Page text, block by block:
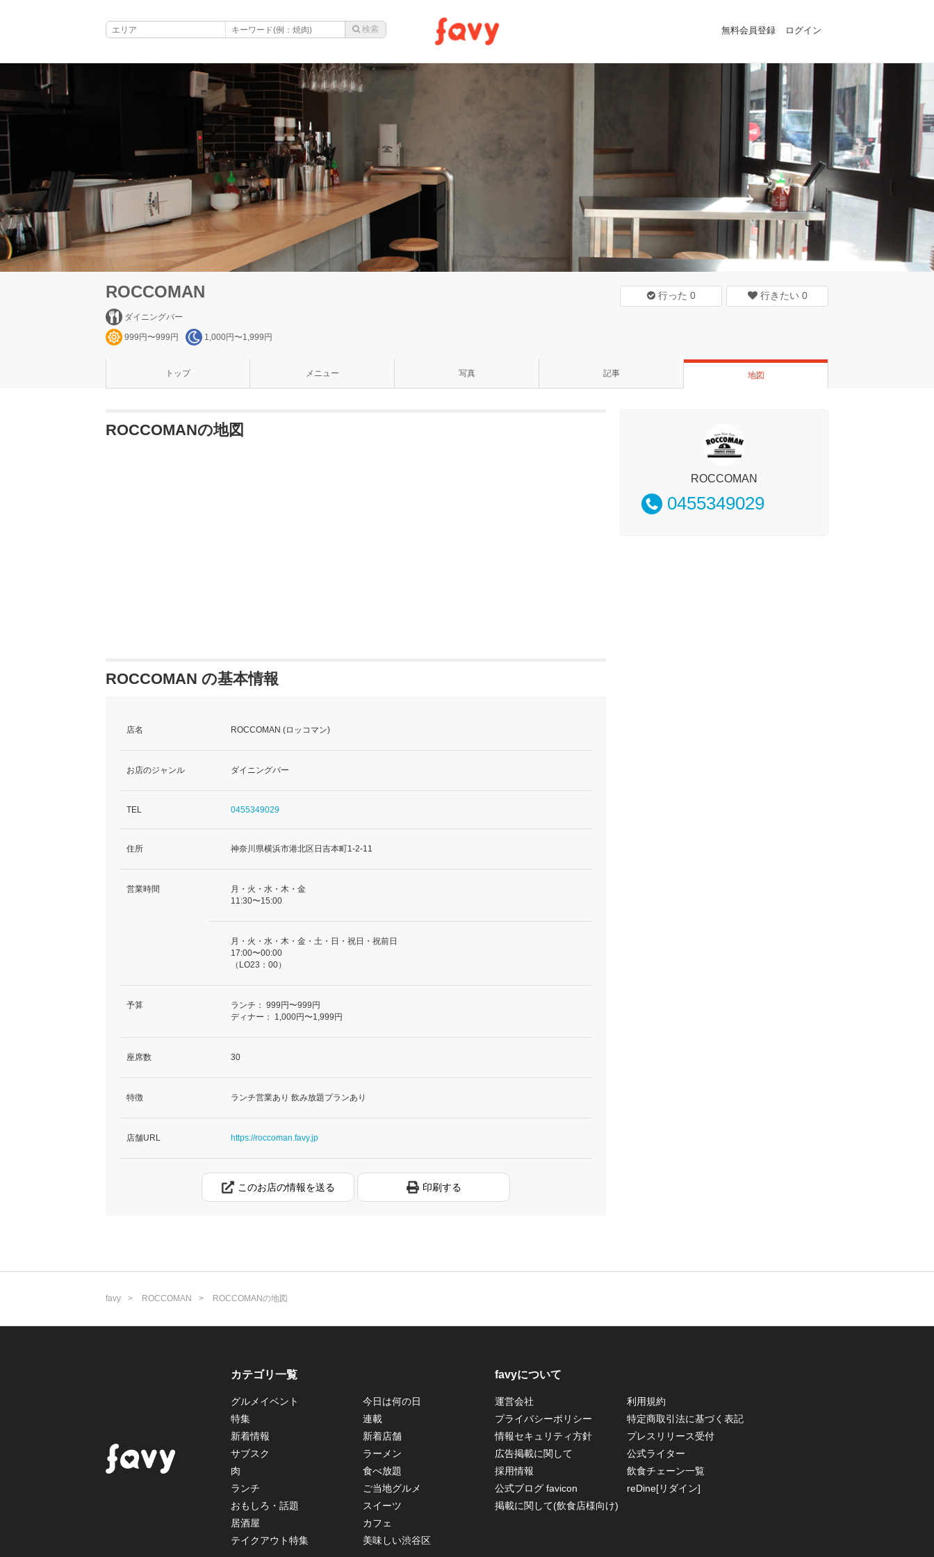
無料会員登録 ログイン
ROCCOMAN
ダイニングバー
999円〜999円 1,000円〜1,999円
行った 0 行きたい 0
トップ メニュー 写真 記事 地図
ROCCOMANの地図
ROCCOMAN の基本情報
店名 ROCCOMAN (ロッコマン)
お店のジャンル ダイニングバー
TEL 0455349029
住所 神奈川県横浜市港北区日吉本町1-2-11
営業時間
月・火・水・木・金
11:30〜15:00
月・火・水・木・金・土・日・祝日・祝前日
17:00〜00:00
（LO23：00）
予算 ランチ： 999円〜999円
ディナー：
1,000円〜1,999円
座席数 30
特徴 ランチ営業あり 飲み放題プランあり
店舗URL https://roccoman.favy.jp
このお店の情報を送る 印刷する
ROCCOMAN
0455349029
favy ROCCOMAN ROCCOMANの地図
カテゴリ一覧
グルメイベント
今日は何の日
特集
連載
新着情報
新着店舗
サブスク
ラーメン
肉
食べ放題
ランチ
ご当地グルメ
おもしろ・話題
スイーツ
居酒屋
カフェ
テイクアウト特集
美味しい渋谷区
favyについて
運営会社
利用規約
プライバシーポリシー
特定商取引法に基づく表記
情報セキュリティ方針
プレスリリース受付
広告掲載に関して
公式ライター
採用情報
飲食チェーン一覧
公式ブログ favicon
reDine[リダイン]
掲載に関して(飲食店様向け)